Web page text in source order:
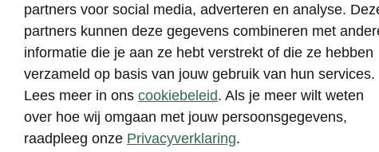
Front Assist
bij dreigende
onvermijdelijk
gevolgen te
als een
steken. Het
en fietsers
partners voor social media, adverteren en analyse.
partners kunnen deze gegevens combineren met
informatie die je aan ze hebt verstrekt of die ze hebben
verzameld op basis van jouw gebruik van hun services.
Lees meer in ons cookiebeleid. Als je meer wilt weten
over hoe wij omgaan met jouw persoonsgegevens,
raadpleeg onze Privacyverklaring.